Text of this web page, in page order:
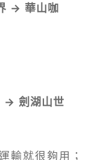
→ 華山咖
→ 劍湖山世
輸就很夠用；